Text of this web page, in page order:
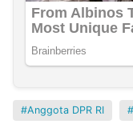
Anggota DPR RI